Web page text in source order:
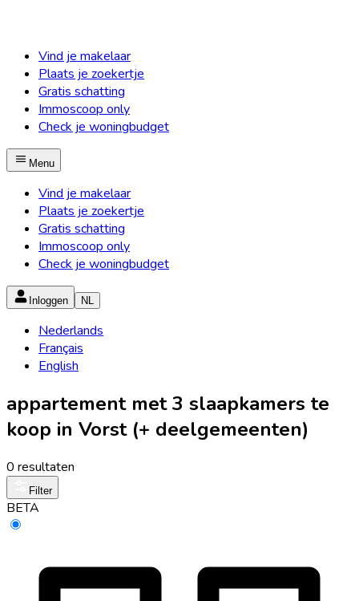
Vind je makelaar
Plaats je zoekertje
Gratis schatting
Immoscoop only
Check je woningbudget
Menu
Vind je makelaar
Plaats je zoekertje
Gratis schatting
Immoscoop only
Check je woningbudget
Inloggen NL
Nederlands
Français
English
appartement met 3 slaapkamers te
koop in Vorst (+ deelgemeenten)
0 resultaten
Filter
BETA